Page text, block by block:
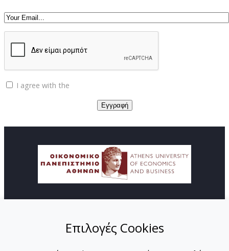
I agree with the
Επιλογές Cookies